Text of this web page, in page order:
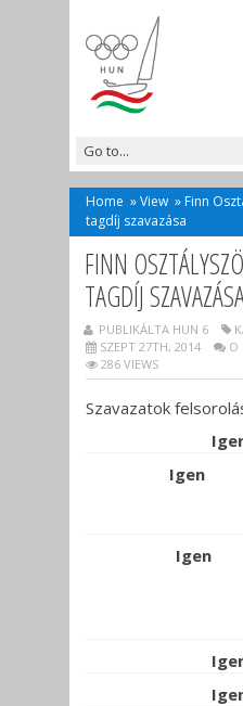
Home »View » Finn
tagdíj szavazása
FINN
TAGDÍJ
PUBLIKÁLTA HUN 6
SZEPT 27TH, 2014
O
286 VIEWS
Szavazatok
Igen
Igen